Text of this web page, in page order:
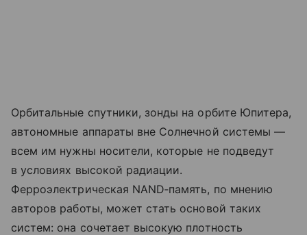
Орбитальные спутники, зонды на орбите Юпитера,
автономные аппараты вне Солнечной системы —
всем им нужны носители, которые не подведут
в условиях высокой радиации.
Ферроэлектрическая NAND‑память, по мнению
авторов работы, может стать основой таких
систем: она сочетает высокую плотность